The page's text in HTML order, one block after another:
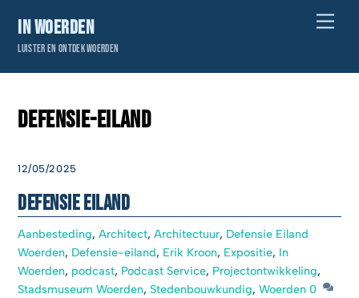
content
In Woerden
Luister en ontdek Woerden
Defensie-eiland
12/05/2025
Defensie Eiland
Aanbesteding,Architect,Architectuur, Defensie Eiland
Woerden, Defensie-eiland, Erik Kroon, Expositie, In
Woerden, podcast, Podcast Service, Projectontwikkeling,
Stadsmuseum Woerden,Stedenbouwkundig,Woerden 0